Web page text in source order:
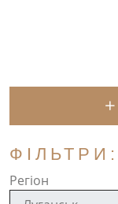
ФІЛЬТРИ:
Регіон